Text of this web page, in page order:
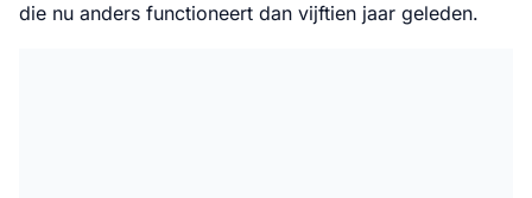
die nu anders functioneert dan vijftien jaar geleden.